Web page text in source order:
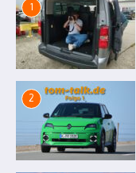
1
2